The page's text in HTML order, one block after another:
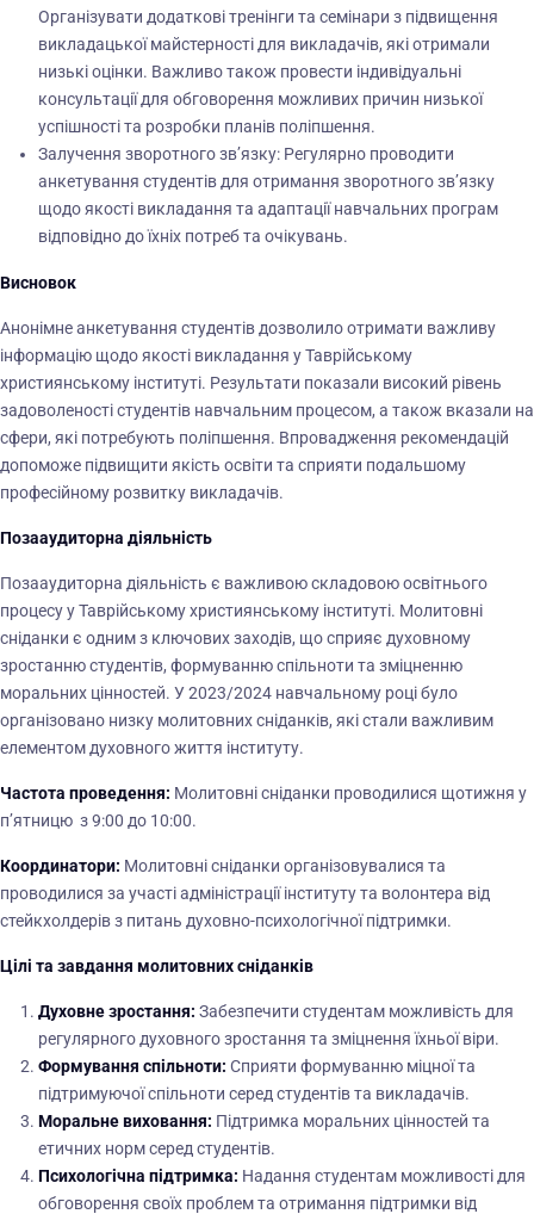
Організувати додаткові тренінги та семінари з підвищення
викладацької майстерності для викладачів, які отримали
низькі оцінки. Важливо також провести індивідуальні
консультації для обговорення можливих причин низької
успішності та розробки планів поліпшення.
Залучення зворотного зв’язку: Регулярно проводити
анкетування студентів для отримання зворотного зв’язку
щодо якості викладання та адаптації навчальних програм
відповідно до їхніх потреб та очікувань.
Висновок
Анонімне анкетування студентів дозволило отримати важливу
інформацію щодо якості викладання у Таврійському
християнському інституті. Результати показали високий рівень
задоволеності студентів навчальним процесом, а також вказали на
сфери, які потребують поліпшення. Впровадження рекомендацій
допоможе підвищити якість освіти та сприяти подальшому
професійному розвитку викладачів.
Позааудиторна діяльність
Позааудиторна діяльність є важливою складовою освітнього
процесу у Таврійському християнському інституті. Молитовні
сніданки є одним з ключових заходів, що сприяє духовному
зростанню студентів, формуванню спільноти та зміцненню
моральних цінностей. У 2023/2024 навчальному році було
організовано низку молитовних сніданків, які стали важливим
елементом духовного життя інституту.
Частота проведення: Молитовні сніданки проводилися щотижня у
п’ятницю з 9:00 до 10:00.
Координатори: Молитовні сніданки організовувалися та
проводилися за участі адміністрації інституту та волонтера від
стейкхолдерів з питань духовно-психологічної підтримки.
Цілі та завдання молитовних сніданків
Духовне зростання: Забезпечити студентам можливість для
регулярного духовного зростання та зміцнення їхньої віри.
Формування спільноти: Сприяти формуванню міцної та
підтримуючої спільноти серед студентів та викладачів.
Моральне виховання: Підтримка моральних цінностей та
етичних норм серед студентів.
Психологічна підтримка: Надання студентам можливості для
обговорення своїх проблем та отримання підтримки від